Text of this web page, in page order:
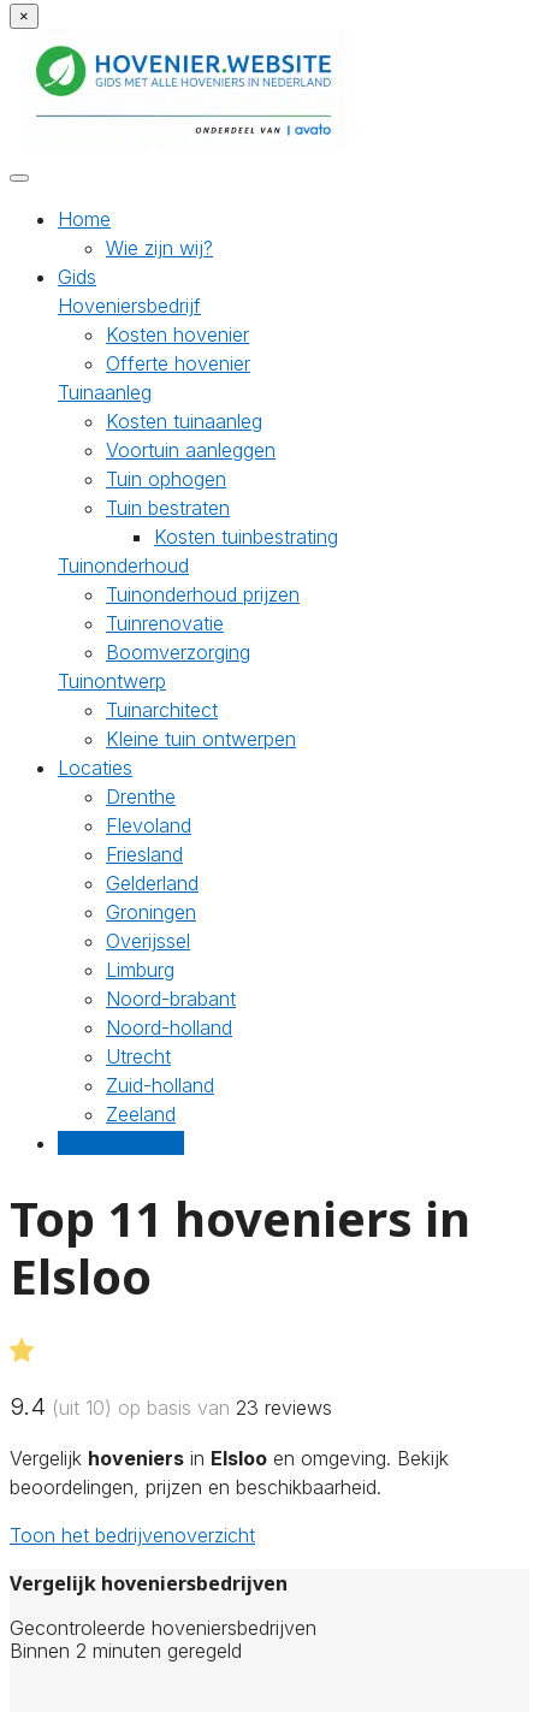
×
Home
Wie zijn wij?
Gids
Hoveniersbedrijf
Kosten hovenier
Offerte hovenier
Tuinaanleg
Kosten tuinaanleg
Voortuin aanleggen
Tuin ophogen
Tuin bestraten
Kosten tuinbestrating
Tuinonderhoud
Tuinonderhoud prijzen
Tuinrenovatie
Boomverzorging
Tuinontwerp
Tuinarchitect
Kleine tuin ontwerpen
Locaties
Drenthe
Flevoland
Friesland
Gelderland
Groningen
Overijssel
Limburg
Noord-brabant
Noord-holland
Utrecht
Zuid-holland
Zeeland
Top 11 hoveniers in
Elsloo
9.4 (uit 10) op basis van 23 reviews
Vergelijk hoveniers in Elsloo en omgeving. Bekijk
beoordelingen, prijzen en beschikbaarheid.
Toon het bedrijvenoverzicht
Vergelijk hoveniersbedrijven
Gecontroleerde hoveniersbedrijven
Binnen 2 minuten geregeld